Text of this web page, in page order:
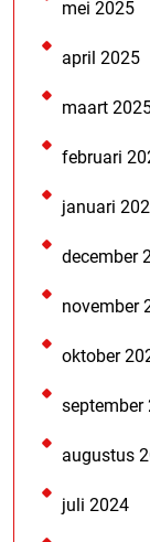
mei 2025
april 2025
maart
februari
januari
december
november
oktober
september
augustus
juli 2024